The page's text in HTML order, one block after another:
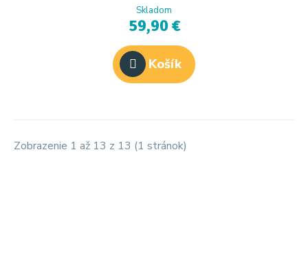
Skladom
59,90 €
Košík
Zobrazenie 1 až 13 z 13 (1 stránok)